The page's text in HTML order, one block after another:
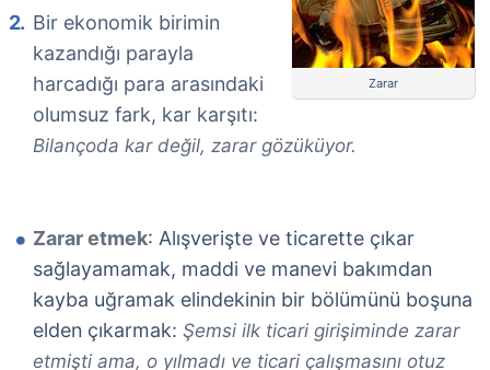
Zarar
Bir ekonomik birimin
kazandığı parayla
harcadığı para arasındaki
olumsuz fark, kar karşıtı:
Bilançoda kar değil, zarar gözüküyor.
Zarar etmek: Alışverişte ve ticarette çıkar
sağlayamamak, maddi ve manevi bakımdan
kayba uğramak elindekinin bir bölümünü boşuna
elden çıkarmak: Şemsi ilk ticari girişiminde zarar
etmişti ama, o yılmadı ve ticari çalışmasını otuz